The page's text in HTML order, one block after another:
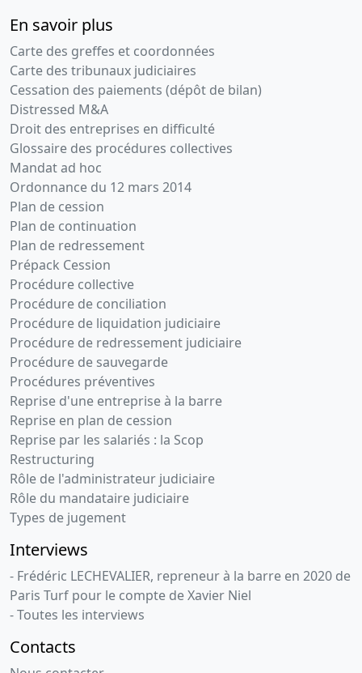
En savoir plus
Carte des greffes et coordonnées
Carte des tribunaux judiciaires
Cessation des paiements (dépôt de bilan)
Distressed M&A
Droit des entreprises en difficulté
Glossaire des procédures collectives
Mandat ad hoc
Ordonnance du 12 mars 2014
Plan de cession
Plan de continuation
Plan de redressement
Prépack Cession
Procédure collective
Procédure de conciliation
Procédure de liquidation judiciaire
Procédure de redressement judiciaire
Procédure de sauvegarde
Procédures préventives
Reprise d'une entreprise à la barre
Reprise en plan de cession
Reprise par les salariés : la Scop
Restructuring
Rôle de l'administrateur judiciaire
Rôle du mandataire judiciaire
Types de jugement
Interviews
- Frédéric LECHEVALIER, repreneur à la barre en 2020 de
Paris Turf pour le compte de Xavier Niel
- Toutes les interviews
Contacts